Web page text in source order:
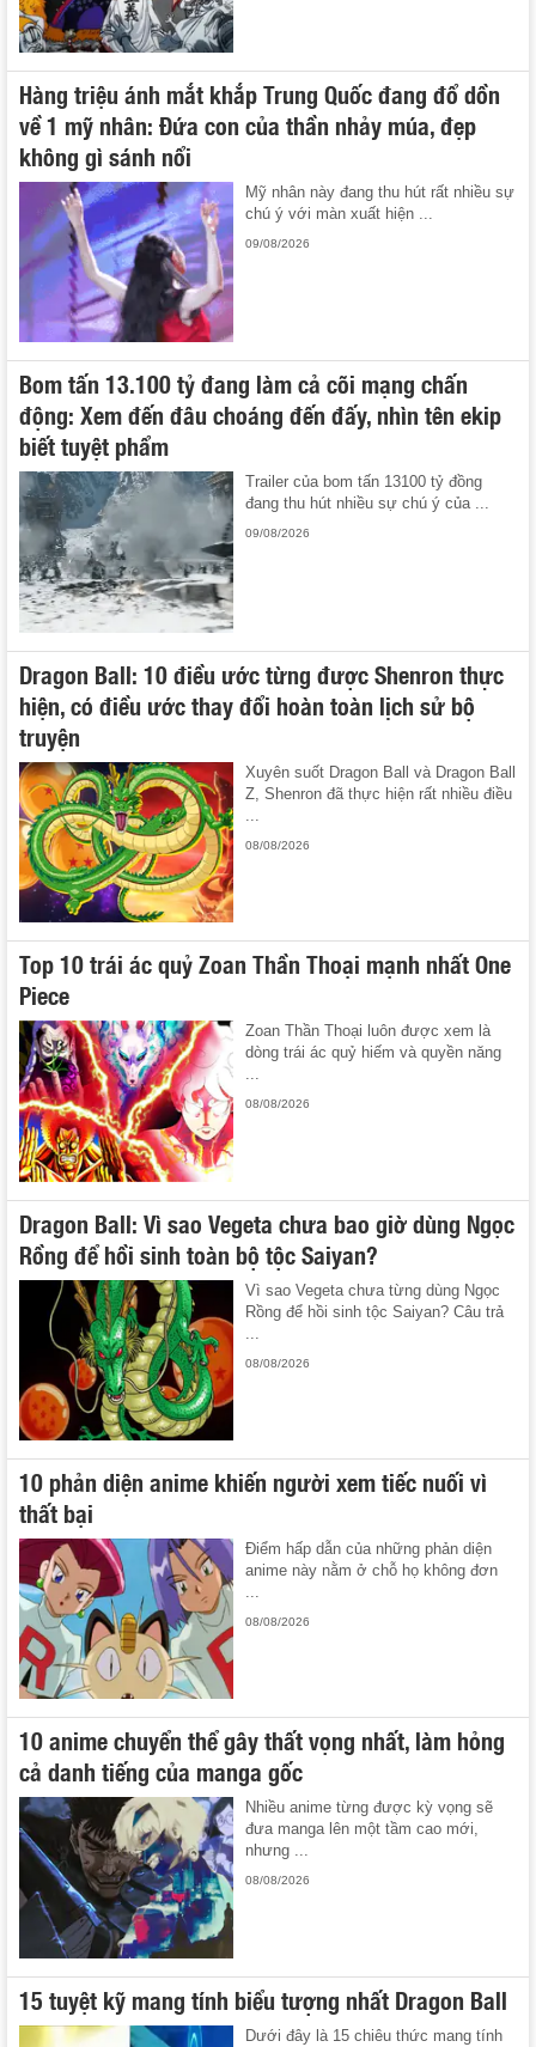
Hàng triệu ánh mắt khắp Trung Quốc đang đổ dồn
về 1 mỹ nhân: Đứa con của thần nhảy múa, đẹp
không gì sánh nổi
Mỹ nhân này đang thu hút rất nhiều sự
chú ý với màn xuất hiện ...
09/08/2026
Bom tấn 13.100 tỷ đang làm cả cõi mạng chấn
động: Xem đến đâu choáng đến đấy, nhìn tên ekip
biết tuyệt phẩm
Trailer của bom tấn 13100 tỷ đồng
đang thu hút nhiều sự chú ý của ...
09/08/2026
Dragon Ball: 10 điều ước từng được Shenron thực
hiện, có điều ước thay đổi hoàn toàn lịch sử bộ
truyện
Xuyên suốt Dragon Ball và Dragon Ball
Z, Shenron đã thực hiện rất nhiều điều
08/08/2026
Top 10 trái ác quỷ Zoan Thần Thoại mạnh nhất One
Piece
Zoan Thần Thoại luôn được xem là
dòng trái ác quỷ hiếm và quyền năng
...
08/08/2026
Dragon Ball: Vì sao Vegeta chưa bao giờ dùng Ngọc
Rồng để hồi sinh toàn bộ tộc Saiyan?
Vì sao Vegeta chưa từng dùng Ngọc
Rồng để hồi sinh tộc Saiyan? Câu trả
08/08/2026
10 phản diện anime khiến người xem tiếc nuối vì
thất bại
Điểm hấp dẫn của những phản diện
anime này nằm ở chỗ họ không đơn
...
08/08/2026
10 anime chuyển thể gây thất vọng nhất, làm hỏng
cả danh tiếng của manga gốc
Nhiều anime từng được kỳ vọng sẽ
đưa manga lên một tầm cao mới,
nhưng ...
08/08/2026
15 tuyệt kỹ mang tính biểu tượng nhất Dragon Ball
Dưới đây là 15 chiêu thức mang tính